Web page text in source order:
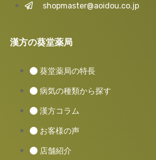
shopmaster@aoidou.co.jp
漢方の葵堂薬局
葵堂薬局の特長
病気の種類から探す
漢方コラム
お客様の声
店舗紹介